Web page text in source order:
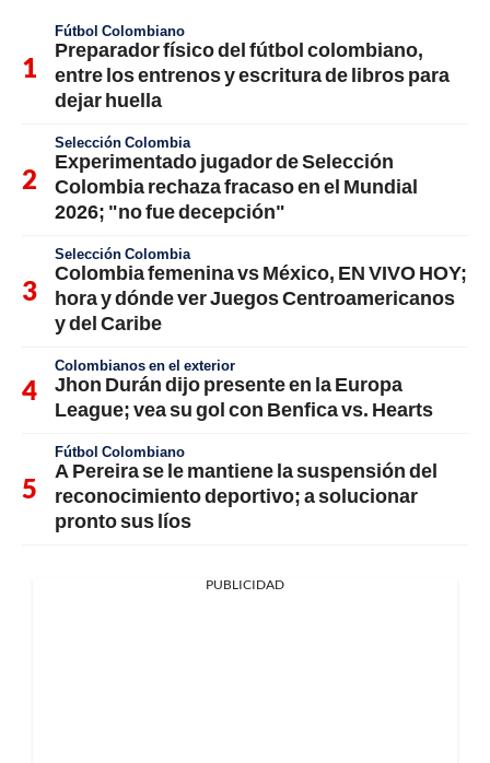
Fútbol Colombiano
Preparador físico del fútbol colombiano,
entre los entrenos y escritura de libros para
dejar huella
Selección Colombia
Experimentado jugador de Selección
Colombia rechaza fracaso en el Mundial
2026; "no fue decepción"
Selección Colombia
Colombia femenina vs México, EN VIVO HOY;
hora y dónde ver Juegos Centroamericanos
y del Caribe
Colombianos en el exterior
Jhon Durán dijo presente en la Europa
League; vea su gol con Benfica vs. Hearts
Fútbol Colombiano
A Pereira se le mantiene la suspensión del
reconocimiento deportivo; a solucionar
pronto sus líos
PUBLICIDAD